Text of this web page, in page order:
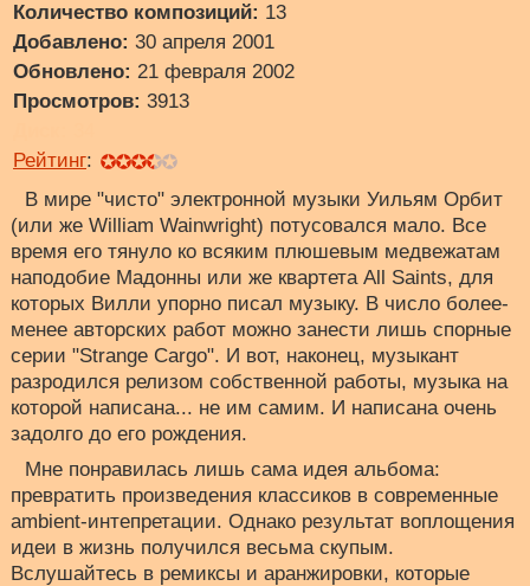
Количество композиций: 13
Добавлено: 30 апреля 2001
Обновлено: 21 февраля 2002
Просмотров: 3913
Рейтинг:
В мире "чисто" электронной музыки Уильям Орбит
(или же William Wainwright) потусовался мало. Все
время его тянуло ко всяким плюшевым медвежатам
наподобие Мадонны или же квартета All Saints, для
которых Вилли упорно писал музыку. В число более-
менее авторских работ можно занести лишь спорные
серии "Strange Cargo". И вот, наконец, музыкант
разродился релизом собственной работы, музыка на
которой написана... не им самим. И написана очень
задолго до его рождения.
Мне понравилась лишь сама идея альбома:
превратить произведения классиков в современные
ambient-интепретации. Однако результат воплощения
идеи в жизнь получился весьма скупым.
Вслушайтесь в ремиксы и аранжировки, которые